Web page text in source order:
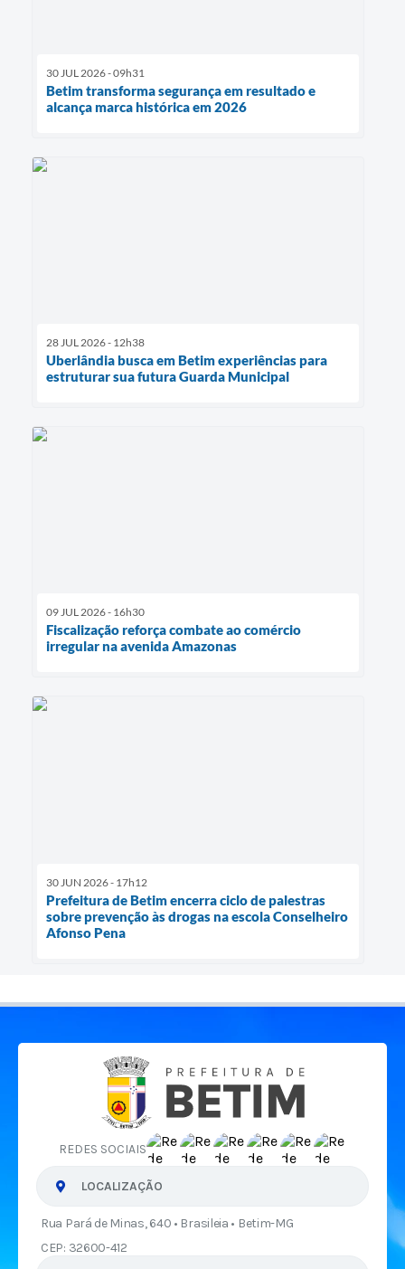
30 JUL 2026 - 09h31
Betim transforma segurança em resultado e
alcança marca histórica em 2026
28 JUL 2026 - 12h38
Uberlândia busca em Betim experiências para
estruturar sua futura Guarda Municipal
09 JUL 2026 - 16h30
Fiscalização reforça combate ao comércio
irregular na avenida Amazonas
30 JUN 2026 - 17h12
Prefeitura de Betim encerra ciclo de palestras
sobre prevenção às drogas na escola Conselheiro
Afonso Pena
REDES SOCIAIS
LOCALIZAÇÃO
Rua Pará de Minas, 640 • Brasileia • Betim-MG
CEP: 32600-412